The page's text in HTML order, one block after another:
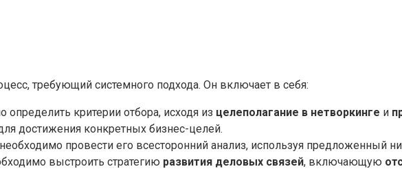
требующий системного подхода. Он включает в себя:
определить критерии отбора, исходя из целеполагание в нетворкинге и
достижения конкретных бизнес-целей.
провести его всесторонний анализ, используя предложенный
выстроить стратегию развития деловых связей, включающую